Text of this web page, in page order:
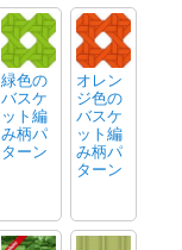
緑色の
バスケ
ット編
み柄パ
ターン
オレン
ジ色の
バスケ
ット編
み柄パ
ターン